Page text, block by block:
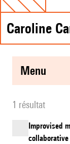
Caroline
menu
1 résultat
Improvised